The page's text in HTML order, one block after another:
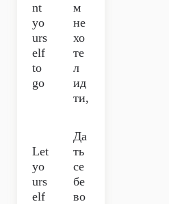
nt
yo
urs
elf
to
go
м
не
хо
те
л
ид
ти,
Let
yo
urs
elf
Да
ть
се
бе
во